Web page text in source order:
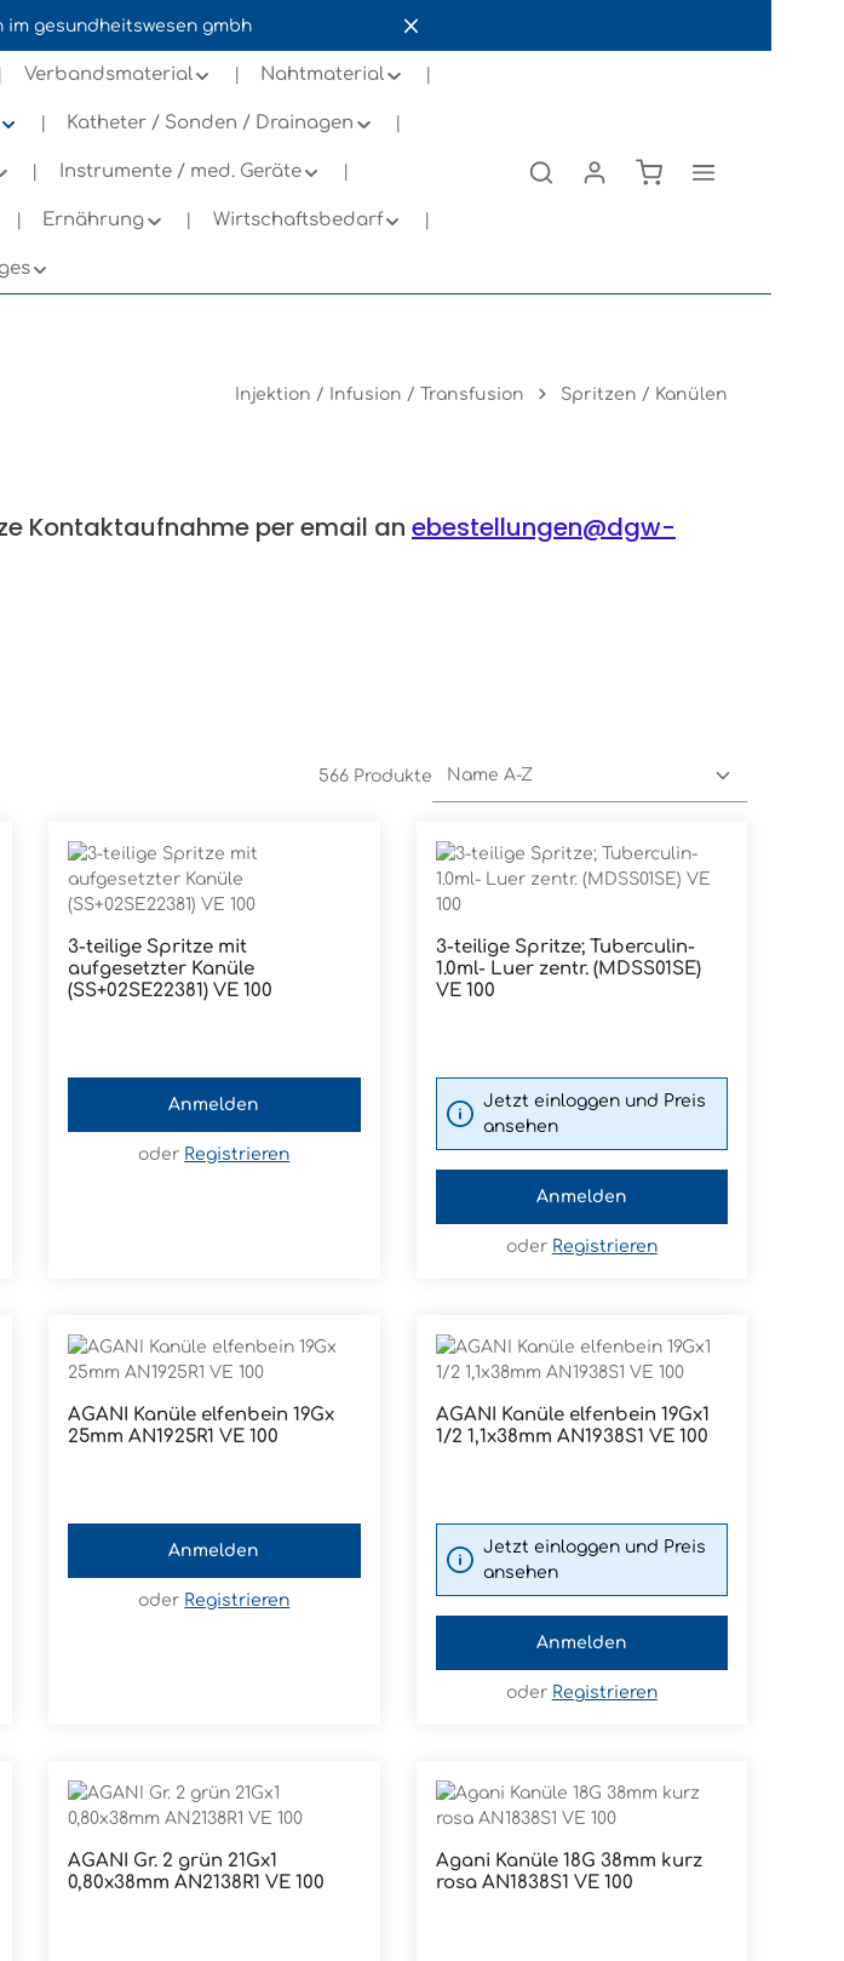
gesundheitswesen gmbh
Verbandsmaterial Nahtmaterial
Katheter / Sonden / Drainagen
Instrumente / med. Geräte
Ernährung Wirtschaftsbedarf
Injektion / Infusion / Transfusion Spritzen / Kanülen
Kontaktaufnahme per email an ebestellungen@dgw-
566 Produkte
3-teilige Spritze mit
aufgesetzter Kanüle
(SS+02SE22381) VE 100
Anmelden
oder Registrieren
Produkt Anzahl: Gib den
Pckg.
3-teilige Spritze; Tuberculin-
1.0ml- Luer zentr. (MDSS01SE)
VE 100
Jetzt einloggen und Preis
ansehen
Anmelden
oder Registrieren
AGANI Kanüle elfenbein 19Gx
25mm AN1925R1 VE 100
Anmelden
oder Registrieren
Produkt Anzahl: Gib den
Pckg.
AGANI Kanüle elfenbein 19Gx1
1/2 1,1x38mm AN1938S1 VE 100
Jetzt einloggen und Preis
ansehen
Anmelden
oder Registrieren
Produkt Anzahl: Gib den gewünschten Wert ein
Pckg.
AGANI Gr. 2 grün 21Gx1
0,80x38mm AN2138R1 VE 100
Produkt Anzahl: Gib den
Pckg.
Agani Kanüle 18G 38mm kurz
rosa AN1838S1 VE 100